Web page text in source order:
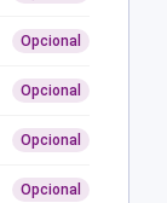
Opcional
Opcional
Opcional
Opcional